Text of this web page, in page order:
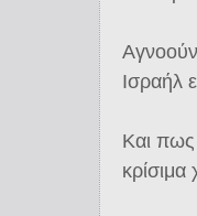
Ισραήλ
Και πως